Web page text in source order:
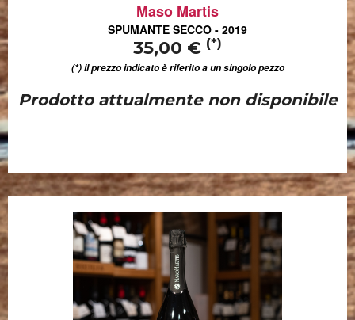
Maso Martis
SPUMANTE SECCO - 2019
35,00 € (*)
(*) il prezzo indicato è riferito a un singolo pezzo
Prodotto attualmente non disponibile